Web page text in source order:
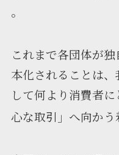
。
これまで各団体が
本化されることは
して何より消費者
心な取引」へ向か